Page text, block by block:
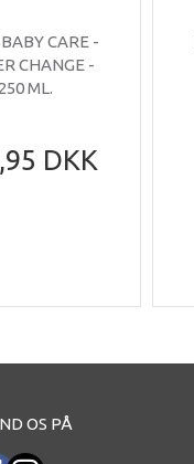
CARE -
CHANGE -
250 ML.
DKK
OS PÅ